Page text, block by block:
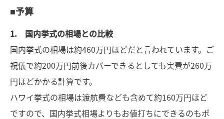
■予算
1. 国内挙式の相場との比較
国内挙式の相場は約460万円ほどだと言われています。ご
祝儀で約200万円前後カバーできるとしても実費が260万
円ほどかかる計算です。
ハワイ挙式の相場は渡航費なども含めて約160万円ほど
ですので、国内挙式相場よりもお値打ちにできるのもポ